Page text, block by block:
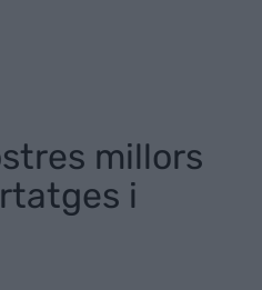
millors
i